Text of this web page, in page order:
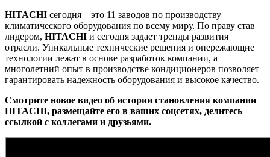
HITACHI сегодня – это 11 заводов по производству
климатического оборудования по всему миру. По праву став
лидером, HITACHI и сегодня задает тренды развития
отрасли. Уникальные технические решения и опережающие
технологии лежат в основе разработок компании, а
многолетний опыт в производстве кондиционеров позволяет
гарантировать надежность оборудования и высокое качество.
Смотрите новое видео об истории становления компании
HITACHI, размещайте его в ваших соцсетях, делитесь
ссылкой с коллегами и друзьями.